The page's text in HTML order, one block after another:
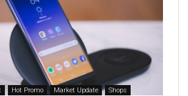
Hot Promo Market Update Shops